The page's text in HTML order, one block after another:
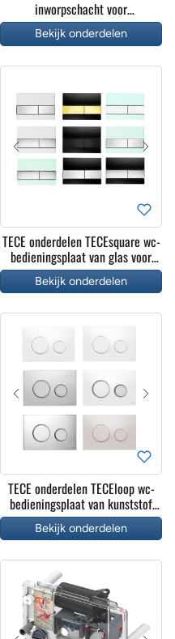
inworpschacht voor
reinigingstabletten
Bekijk onderdelen
TECE onderdelen TECEsquare wc-
bedieningsplaat van glas voor
duospoeltechniek
Bekijk onderdelen
TECE onderdelen TECEloop wc-
bedieningsplaat van kunststof
voor duospoeltechniek
Bekijk onderdelen